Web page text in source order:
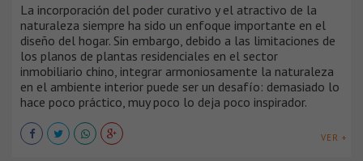
La incorporación del poder curativo y el atractivo de la
naturaleza siempre ha sido un enfoque importante en el
diseño del hogar. Sin embargo, debido a las limitaciones de
los planos de plantas residenciales en el sector
inmobiliario chino, integrar armoniosamente la naturaleza
en el ambiente interior puede ser un desafío: demasiado lo
hace poco práctico, muy poco lo deja poco inspirador.
VER +